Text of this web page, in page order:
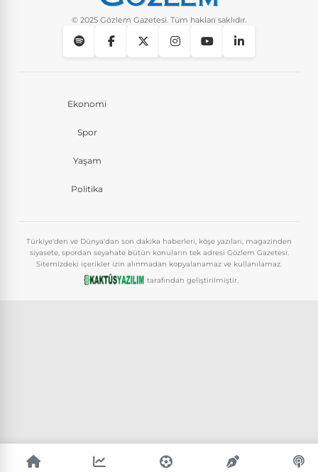
© 2025 Gözlem Gazetesi. Tüm hakları saklıdır.
Ekonomi
Spor
Yaşam
Politika
Türkiye'den ve Dünya'dan son dakika haberleri, köşe yazıları, magazinden
siyasete, spordan seyahate bütün konuların tek adresi Gözlem Gazetesi.
Sitemizdeki içerikler izin alınmadan kopyalanamaz ve kullanılamaz.
tarafından geliştirilmiştir.